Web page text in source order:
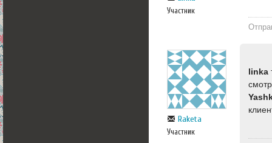
Участник
Raketa
Участник
linka